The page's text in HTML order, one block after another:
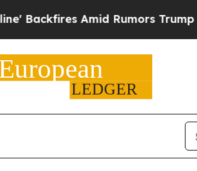
Amid Rumors Trump Will cut